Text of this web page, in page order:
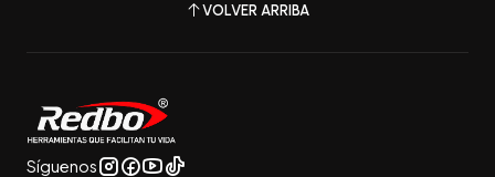
VOLVER ARRIBA
Síguenos